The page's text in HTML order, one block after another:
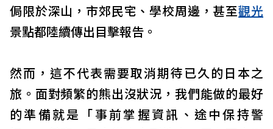
侷限於深山，市郊民宅、學校周邊，甚至觀光
景點都陸續傳出目擊報告。
然而，這不代表需要取消期待已久的日本之
旅。面對頻繁的熊出沒狀況，我們能做的最好
的準備就是「事前掌握資訊、途中保持警